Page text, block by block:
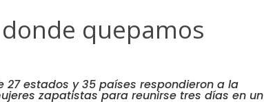
quepamos
27 estados y 35 países respondieron a la
zapatistas para reunirse tres días en un